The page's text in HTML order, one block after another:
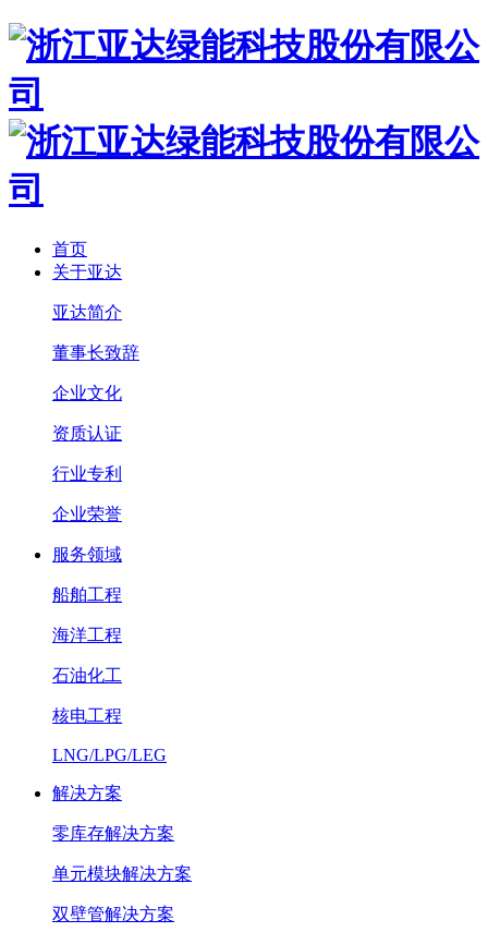
首页
关于亚达
亚达简介
董事长致辞
企业文化
资质认证
行业专利
企业荣誉
服务领域
船舶工程
海洋工程
石油化工
核电工程
LNG/LPG/LEG
解决方案
零库存解决方案
单元模块解决方案
双壁管解决方案